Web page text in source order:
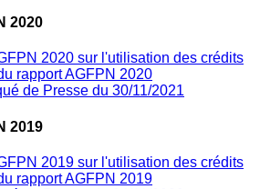
2020
2020 sur l'utilisation des crédits
rapport AGFPN 2020
de Presse du 30/11/2021
2019
2019 sur l'utilisation des crédits
rapport AGFPN 2019